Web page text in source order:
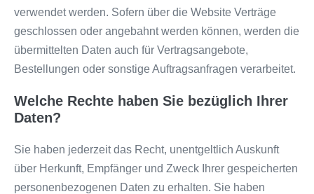
verwendet werden. Sofern über die Website Verträge
geschlossen oder angebahnt werden können, werden die
übermittelten Daten auch für Vertragsangebote,
Bestellungen oder sonstige Auftragsanfragen verarbeitet.
Welche Rechte haben Sie bezüglich Ihrer
Daten?
Sie haben jederzeit das Recht, unentgeltlich Auskunft
über Herkunft, Empfänger und Zweck Ihrer gespeicherten
personenbezogenen Daten zu erhalten. Sie haben